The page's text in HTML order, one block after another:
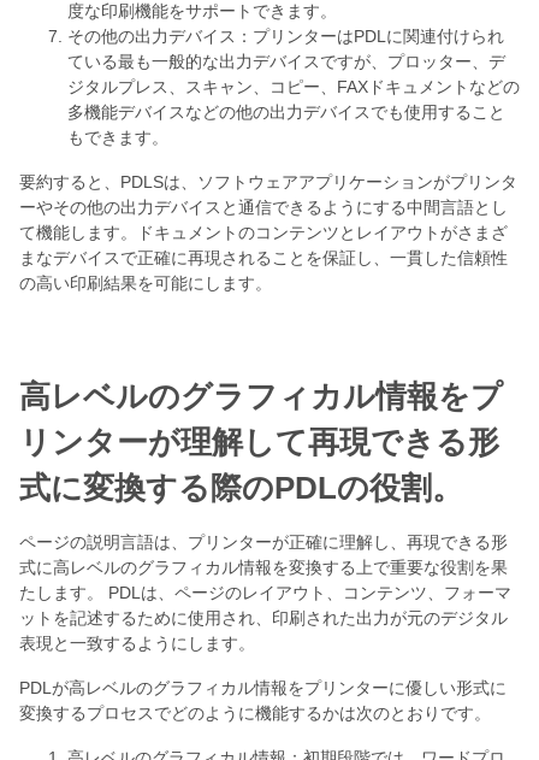
度な印刷機能をサポートできます。
その他の出力デバイス：プリンターはPDLに関連付けられ
ている最も一般的な出力デバイスですが、プロッター、デ
ジタルプレス、スキャン、コピー、FAXドキュメントなどの
多機能デバイスなどの他の出力デバイスでも使用すること
もできます。
要約すると、PDLSは、ソフトウェアアプリケーションがプリンタ
ーやその他の出力デバイスと通信できるようにする中間言語とし
て機能します。ドキュメントのコンテンツとレイアウトがさまざ
まなデバイスで正確に再現されることを保証し、一貫した信頼性
の高い印刷結果を可能にします。
高レベルのグラフィカル情報をプ
リンターが理解して再現できる形
式に変換する際のPDLの役割。
ページの説明言語は、プリンターが正確に理解し、再現できる形
式に高レベルのグラフィカル情報を変換する上で重要な役割を果
たします。 PDLは、ページのレイアウト、コンテンツ、フォーマ
ットを記述するために使用され、印刷された出力が元のデジタル
表現と一致するようにします。
PDLが高レベルのグラフィカル情報をプリンターに優しい形式に
変換するプロセスでどのように機能するかは次のとおりです。